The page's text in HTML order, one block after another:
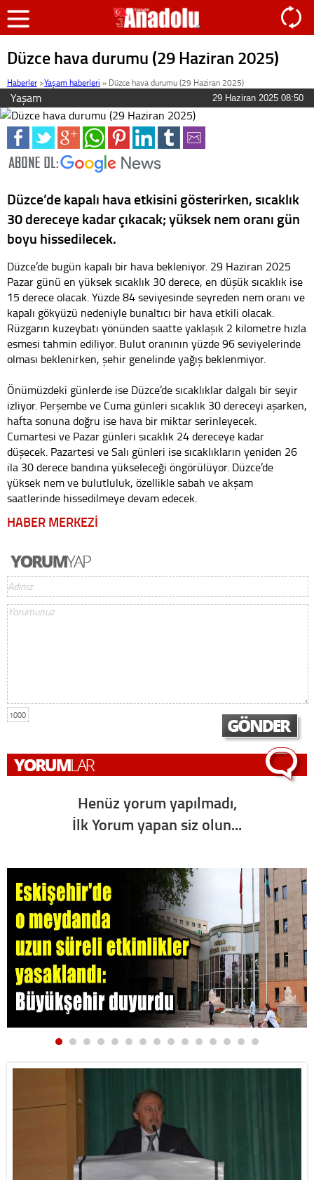
Düzce hava durumu (29 Haziran 2025)
Haberler >Yaşam haberleri » Düzce hava durumu (29 Haziran 2025)
Yaşam 29 Haziran 2025 08:50
Düzce’de kapalı hava etkisini gösterirken, sıcaklık
30 dereceye kadar çıkacak; yüksek nem oranı gün
boyu hissedilecek.
Düzce’de bugün kapalı bir hava bekleniyor. 29 Haziran 2025
Pazar günü en yüksek sıcaklık 30 derece, en düşük sıcaklık ise
15 derece olacak. Yüzde 84 seviyesinde seyreden nem oranı ve
kapalı gökyüzü nedeniyle bunaltıcı bir hava etkili olacak.
Rüzgarın kuzeybatı yönünden saatte yaklaşık 2 kilometre hızla
esmesi tahmin ediliyor. Bulut oranının yüzde 96 seviyelerinde
olması beklenirken, şehir genelinde yağış beklenmiyor.
Önümüzdeki günlerde ise Düzce’de sıcaklıklar dalgalı bir seyir
izliyor. Perşembe ve Cuma günleri sıcaklık 30 dereceyi aşarken,
hafta sonuna doğru ise hava bir miktar serinleyecek.
Cumartesi ve Pazar günleri sıcaklık 24 dereceye kadar
düşecek. Pazartesi ve Salı günleri ise sıcaklıkların yeniden 26
ila 30 derece bandına yükseleceği öngörülüyor. Düzce’de
yüksek nem ve bulutluluk, özellikle sabah ve akşam
saatlerinde hissedilmeye devam edecek.
HABER MERKEZİ
1000
Henüz yorum yapılmadı,
İlk Yorum yapan siz olun...